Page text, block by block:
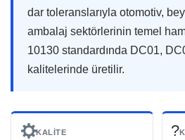
dar toleranslarıyla otomotiv,
ambalaj sektörlerinin temel
10130 standardında DC01,
kalitelerinde üretilir.
KALITE ?